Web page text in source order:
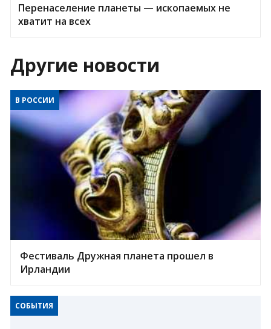
Перенаселение планеты — ископаемых не
хватит на всех
Другие новости
В РОССИИ
Фестиваль Дружная планета прошел в
Ирландии
СОБЫТИЯ